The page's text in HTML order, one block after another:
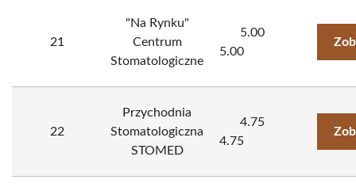
21
"Na Rynku"
Centrum
Stomatologiczne
5.00
5.00
22
Przychodnia
Stomatologiczna
STOMED
4.75
4.75